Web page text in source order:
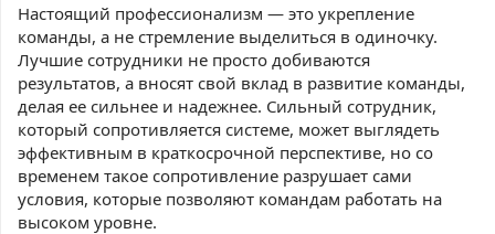
Настоящий профессионализм — это укрепление
команды, а не стремление выделиться в одиночку.
Лучшие сотрудники не просто добиваются
результатов, а вносят свой вклад в развитие команды,
делая ее сильнее и надежнее. Сильный сотрудник,
который сопротивляется системе, может выглядеть
эффективным в краткосрочной перспективе, но со
временем такое сопротивление разрушает сами
условия, которые позволяют командам работать на
высоком уровне.